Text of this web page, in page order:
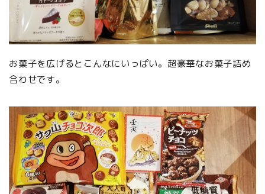
お菓子を広げるとこんなにいっぱい。超豪華なお菓子詰め
合わせです。